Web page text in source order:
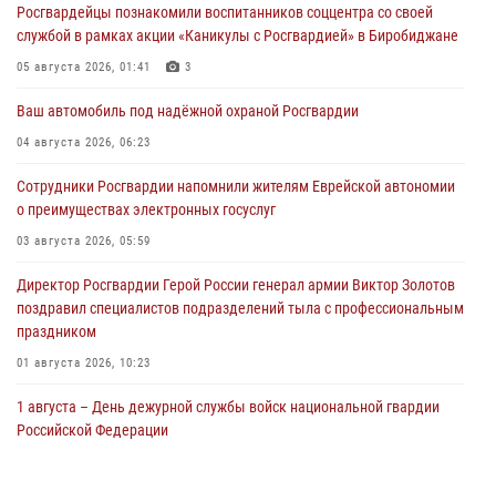
Росгвардейцы познакомили воспитанников соццентра со своей
службой в рамках акции «Каникулы с Росгвардией» в Биробиджане
05 августа 2026, 01:41 3
Ваш автомобиль под надёжной охраной Росгвардии
04 августа 2026, 06:23
Сотрудники Росгвардии напомнили жителям Еврейской автономии
о преимуществах электронных госуслуг
03 августа 2026, 05:59
Директор Росгвардии Герой России генерал армии Виктор Золотов
поздравил специалистов подразделений тыла с профессиональным
праздником
01 августа 2026, 10:23
1 августа – День дежурной службы войск национальной гвардии
Российской Федерации